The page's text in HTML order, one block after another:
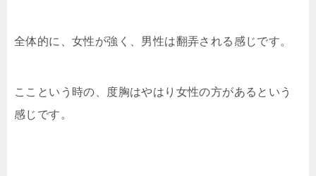
全体的に、女性が強く、男性は翻弄される感じです。
ここという時の、度胸はやはり女性の方があるという
感じです。